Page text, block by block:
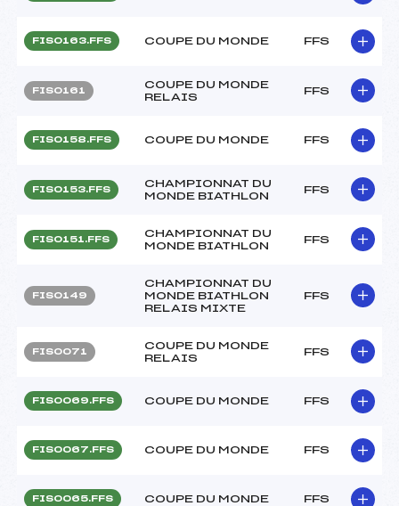
FIS0163.FFS COUPE DU MONDE FFS
FIS0161
COUPE DU MONDE
RELAIS
FFS
FIS0158.FFS COUPE DU MONDE FFS
FIS0153.FFS
CHAMPIONNAT DU
MONDE BIATHLON
FFS
FIS0151.FFS
CHAMPIONNAT DU
MONDE BIATHLON
FFS
FIS0149
CHAMPIONNAT DU
MONDE BIATHLON
RELAIS MIXTE
FFS
FIS0071
COUPE DU MONDE
RELAIS
FFS
FIS0069.FFS COUPE DU MONDE FFS
FIS0067.FFS COUPE DU MONDE FFS
FIS0065.FFS COUPE DU MONDE FFS